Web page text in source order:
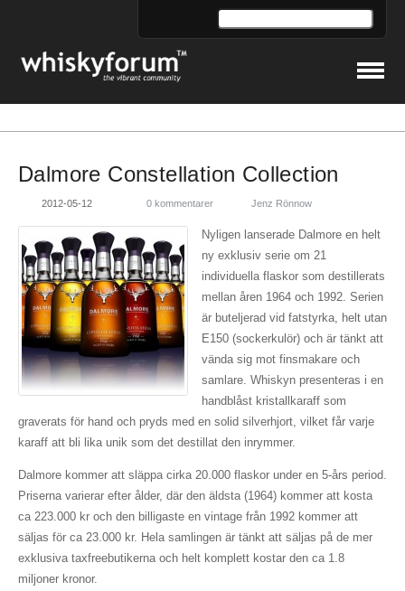
Dalmore Constellation Collection
2012-05-12 0 kommentarer Jenz Rönnow
Nyligen lanserade Dalmore en helt
ny exklusiv serie om 21
individuella flaskor som destillerats
mellan åren 1964 och 1992. Serien
är buteljerad vid fatstyrka, helt utan
E150 (sockerkulör) och är tänkt att
vända sig mot finsmakare och
samlare. Whiskyn presenteras i en
handblåst kristallkaraff som
graverats för hand och pryds med en solid silverhjort, vilket får varje
karaff att bli lika unik som det destillat den inrymmer.
Dalmore kommer att släppa cirka 20.000 flaskor under en 5-års period.
Priserna varierar efter ålder, där den äldsta (1964) kommer att kosta
ca 223.000 kr och den billigaste en vintage från 1992 kommer att
säljas för ca 23.000 kr. Hela samlingen är tänkt att säljas på de mer
exklusiva taxfreebutikerna och helt komplett kostar den ca 1.8
miljoner kronor.